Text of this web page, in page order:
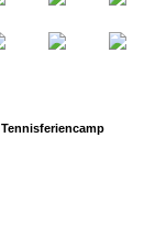
Tennisferiencamp